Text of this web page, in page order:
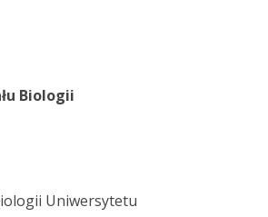
Biologii
Uniwersytetu